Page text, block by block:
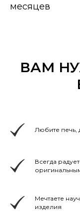
месяцев
ВАМ
Любите печь,
Всегда
Мечтаете
изделия